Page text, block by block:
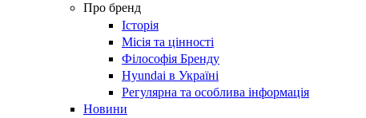
Про бренд
Історія
Місія та цінності
Філософія Бренду
Hyundai в Україні
Регулярна та особлива інформація
Новини